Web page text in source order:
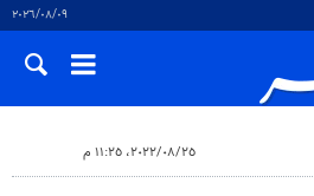
٠٩‏/٠٨‏/٢٠٢٦
٢٥‏/٠٨‏/٢٠٢٢، ١١:٢٥ م